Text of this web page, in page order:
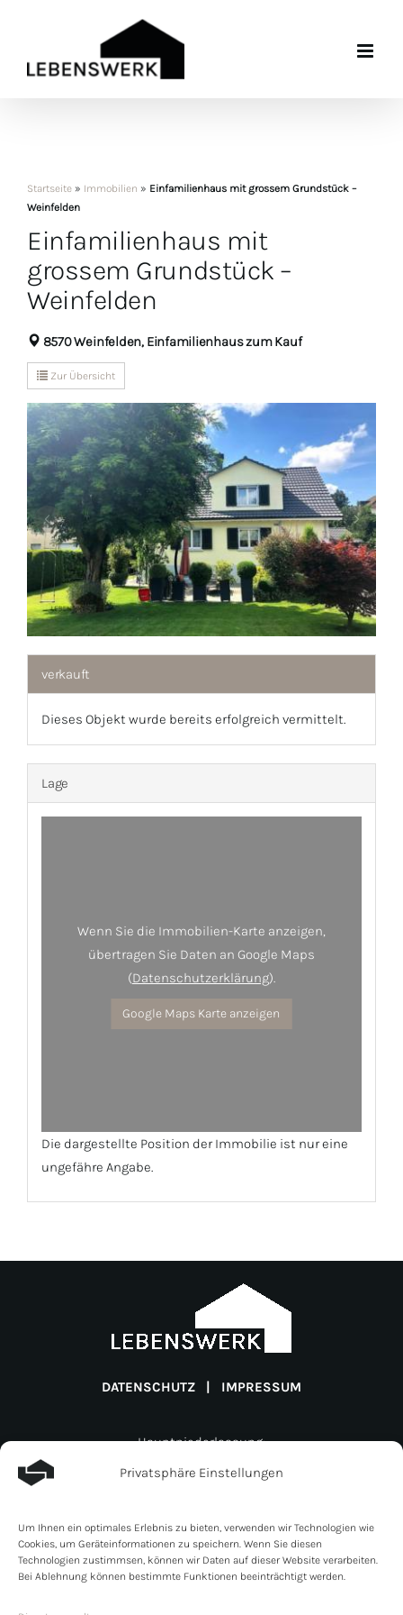
Privatsphäre Einstellungen
Um Ihnen ein optimales Erlebnis zu bieten, verwenden wir Technologien wie
Cookies, um Geräteinformationen zu speichern. Wenn Sie diesen
Technologien zustimmsen, können wir Daten auf dieser Website verarbeiten.
Bei Ablehnung können bestimmte Funktionen beeinträchtigt werden.
Startseite » Immobilien » Einfamilienhaus mit grossem Grundstück –
Weinfelden
Einfamilienhaus mit
grossem Grundstück –
Weinfelden
8570 Weinfelden, Einfamilienhaus zum Kauf
Zur Übersicht
verkauft
Dieses Objekt wurde bereits erfolgreich vermittelt.
Lage
Wenn Sie die Immobilien-Karte anzeigen,
übertragen Sie Daten an Google Maps
(Datenschutzerklärung).
Google Maps Karte anzeigen
Die dargestellte Position der Immobilie ist nur eine
ungefähre Angabe.
DATENSCHUTZ | IMPRESSUM
Hauptniederlassung:
Lebenswerk Invest GmbH
Schweiz
Zweigniederlassung:
Lebenswerk Invest GmbH